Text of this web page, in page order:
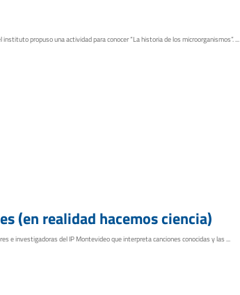
propuso una actividad para conocer “La historia de los microorganismos”. ...
(en realidad hacemos ciencia)
e investigadoras del IP Montevideo que interpreta canciones conocidas y las ...